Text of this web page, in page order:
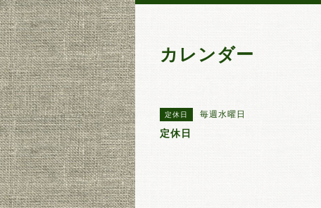
カレンダー
定休日 毎週水曜日
定休日